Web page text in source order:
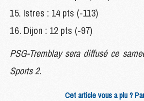
Istres : 14 pts (-113)
Dijon : 12 pts (-97)
PSG-Tremblay sera diffusé ce
Sports 2.
Cet article vous a plu ?